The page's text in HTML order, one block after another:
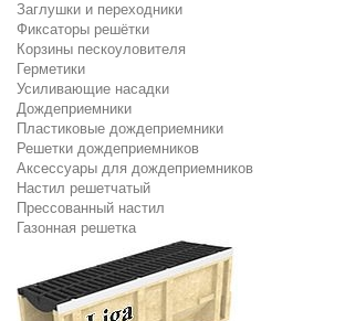
Заглушки и переходники
Фиксаторы решётки
Корзины пескоуловителя
Герметики
Усиливающие насадки
Дождеприемники
Пластиковые дождеприемники
Решетки дождеприемников
Аксессуары для дождеприемников
Настил решетчатый
Прессованный настил
Газонная решетка